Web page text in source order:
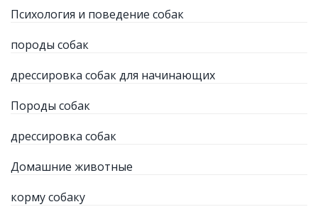
Психология и поведение собак
породы собак
дрессировка собак для начинающих
Породы собак
дрессировка собак
Домашние животные
корму собаку